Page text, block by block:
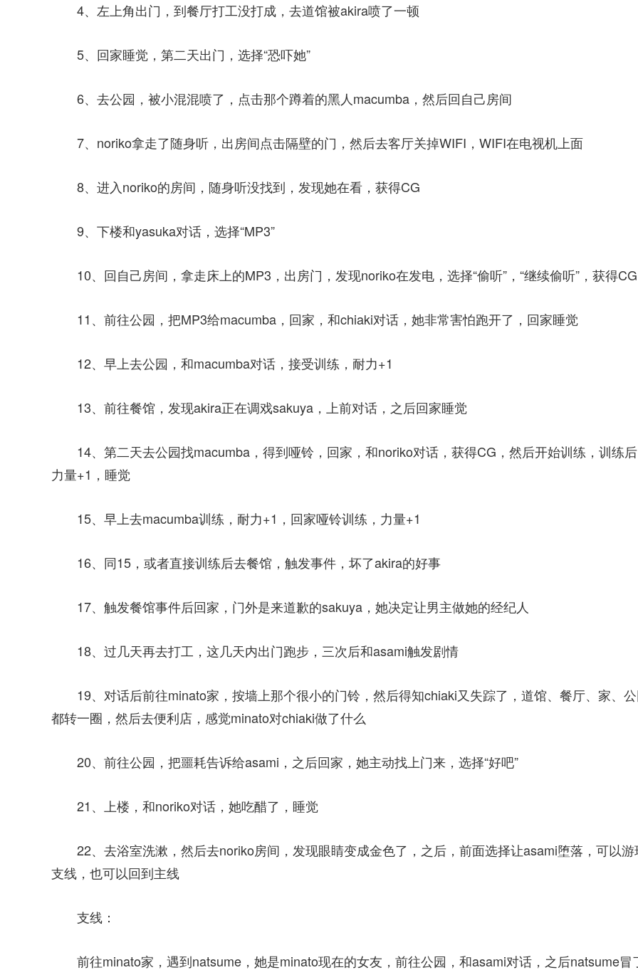
4、左上角出门，到餐厅打工没打成，去道馆被akira喷了一顿
5、回家睡觉，第二天出门，选择“恐吓她”
6、去公园，被小混混喷了，点击那个蹲着的黑人macumba，然后回自己房间
7、noriko拿走了随身听，出房间点击隔壁的门，然后去客厅关掉WIFI，WIFI在电视机上面
8、进入noriko的房间，随身听没找到，发现她在看，获得CG
9、下楼和yasuka对话，选择“MP3”
10、回自己房间，拿走床上的MP3，出房门，发现noriko在发电，选择“偷听”，“继续偷听”，获得CG
11、前往公园，把MP3给macumba，回家，和chiaki对话，她非常害怕跑开了，回家睡觉
12、早上去公园，和macumba对话，接受训练，耐力+1
13、前往餐馆，发现akira正在调戏sakuya，上前对话，之后回家睡觉
14、第二天去公园找macumba，得到哑铃，回家，和noriko对话，获得CG，然后开始训练，训练后
力量+1，睡觉
15、早上去macumba训练，耐力+1，回家哑铃训练，力量+1
16、同15，或者直接训练后去餐馆，触发事件，坏了akira的好事
17、触发餐馆事件后回家，门外是来道歉的sakuya，她决定让男主做她的经纪人
18、过几天再去打工，这几天内出门跑步，三次后和asami触发剧情
19、对话后前往minato家，按墙上那个很小的门铃，然后得知chiaki又失踪了，道馆、餐厅、家、
都转一圈，然后去便利店，感觉minato对chiaki做了什么
20、前往公园，把噩耗告诉给asami，之后回家，她主动找上门来，选择“好吧”
21、上楼，和noriko对话，她吃醋了，睡觉
22、去浴室洗漱，然后去noriko房间，发现眼睛变成金色了，之后，前面选择让asami堕落，可以游
支线，也可以回到主线
支线：
前往minato家，遇到natsume，她是minato现在的女友，前往公园，和asami对话，之后natsume冒